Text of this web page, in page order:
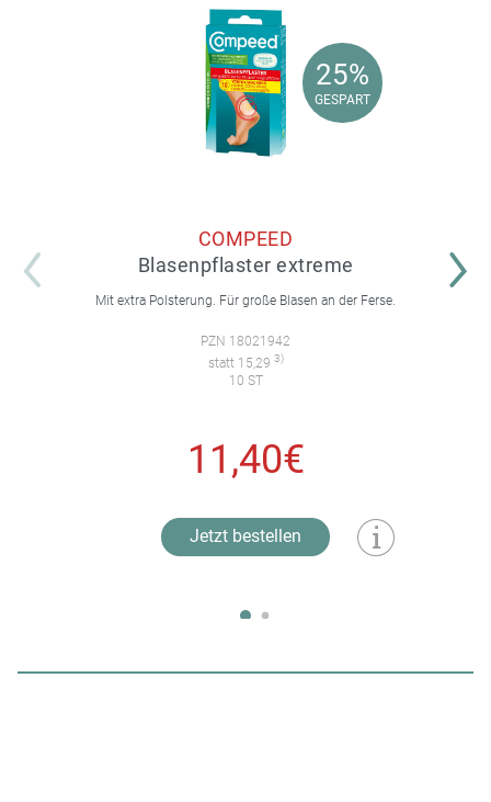
25%
GESPART
25%
GESPART
COMPEED
Blasenpflaster extreme
Mit extra Polsterung. Für große Blasen an der Ferse.
PZN 18021942
statt 15,29 3)
10 ST
11,40€
Jetzt bestellen